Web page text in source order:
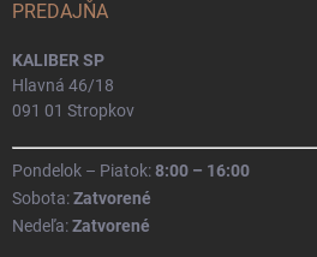
PREDAJŇA
KALIBER SP
Hlavná 46/18
091 01 Stropkov
Pondelok – Piatok:8:00 – 16:00
Sobota:Zatvorené
Nedeľa:Zatvorené